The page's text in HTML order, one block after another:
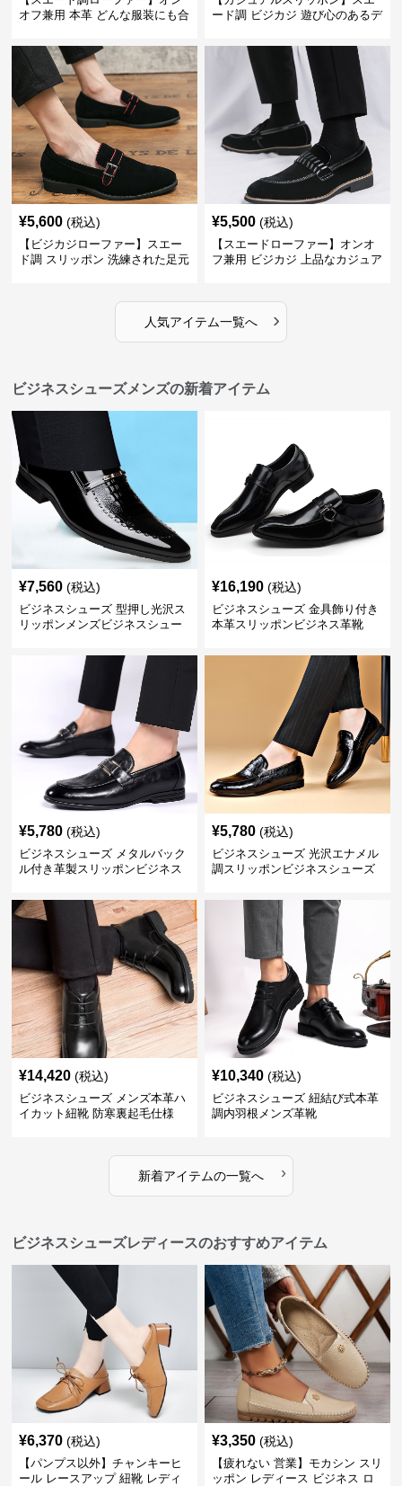
オフ兼用 本革 どんな服装にも合
供
ード調 ビジカジ 遊び心のあるデ
表現
¥5,600 (税込)
【ビジカジローファー】スエー
ド調 スリッポン 洗練された足元
¥5,500 (税込)
【スエードローファー】オンオ
フ兼用 ビジカジ 上品なカジュア
人気アイテム一覧へ ›
ビジネスシューズメンズの新着アイテム
¥7,560 (税込)
ビジネスシューズ 型押し光沢ス
リッポンメンズビジネスシュー
¥16,190 (税込)
ビジネスシューズ 金具飾り付き
本革スリッポンビジネス革靴
¥5,780 (税込)
ビジネスシューズ メタルバック
ル付き革製スリッポンビジネス
¥5,780 (税込)
ビジネスシューズ 光沢エナメル
調スリッポンビジネスシューズ
¥14,420 (税込)
ビジネスシューズ メンズ本革ハ
イカット紐靴 防寒裏起毛仕様
¥10,340 (税込)
ビジネスシューズ 紐結び式本革
調内羽根メンズ革靴
新着アイテムの一覧へ ›
ビジネスシューズレディースのおすすめアイテム
¥6,370 (税込)
【パンプス以外】チャンキーヒ
ール レースアップ 紐靴 レディ
¥3,350 (税込)
【疲れない 営業】モカシン スリ
ッポン レディース ビジネス ロ